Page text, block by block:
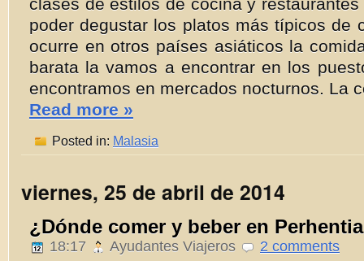
poder degustar los platos más típicos de
ocurre en otros países asiáticos la
barata la vamos a encontrar en los
encontramos en mercados nocturnos. La
Read more »
Posted in: Malasia
viernes, 25 de abril de 2014
¿Dónde comer y beber en
18:17 Ayudantes Viajeros 2 comments